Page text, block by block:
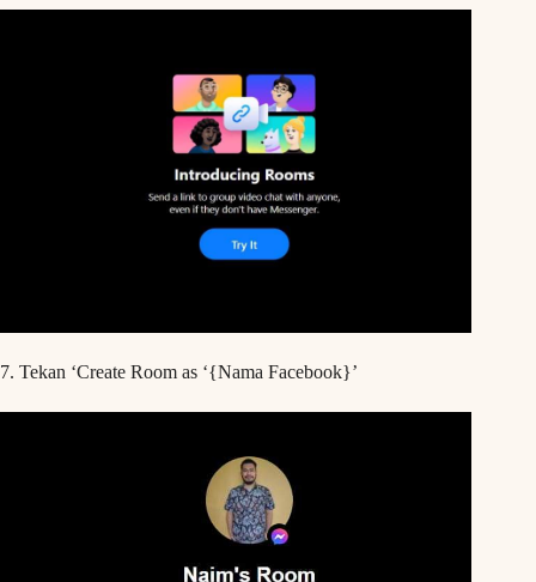
7. Tekan ‘Create Room as ‘{Nama Facebook}’